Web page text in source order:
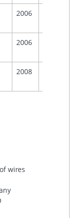
2006
2006
2008
wires